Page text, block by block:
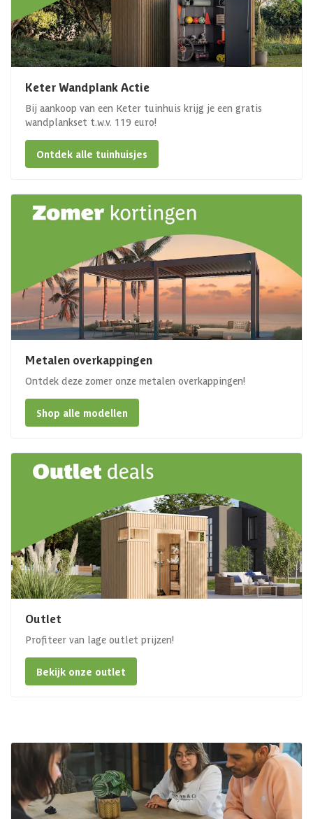
Keter Wandplank Actie
Bij aankoop van een Keter tuinhuis krijg je een gratis
wandplankset t.w.v. 119 euro!
Ontdek alle tuinhuisjes
Metalen overkappingen
Ontdek deze zomer onze metalen overkappingen!
Shop alle modellen
Outlet
Profiteer van lage outlet prijzen!
Bekijk onze outlet